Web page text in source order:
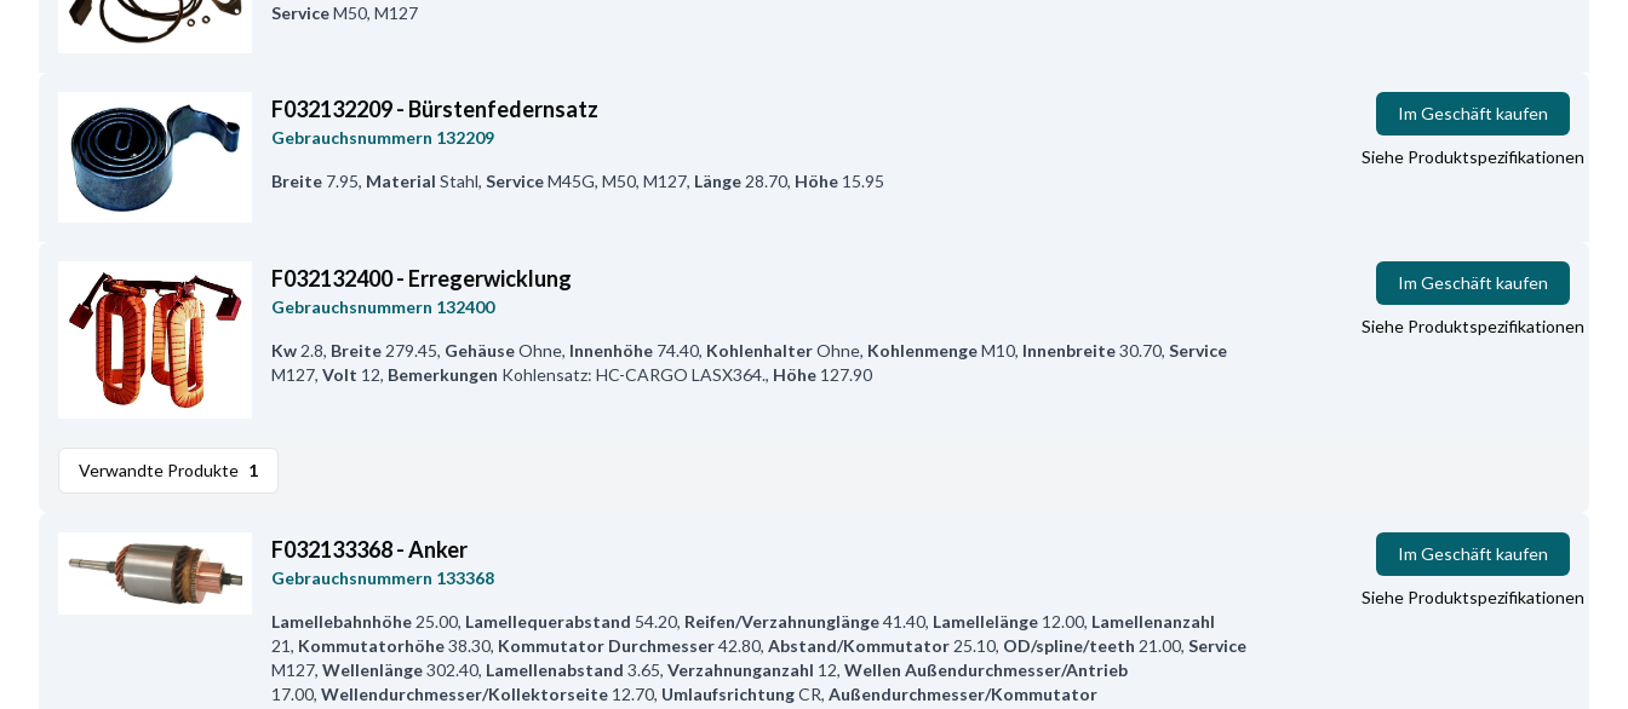
ServiceM50, M127
F032132209 - Bürstenfedernsatz
Gebrauchsnummern 132209
Breite 7.95, Material Stahl, ServiceM45G, M50, M127, Länge 28.70, Höhe 15.95
Im Geschäft kaufen
Siehe Produktspezifikationen
F032132400 - Erregerwicklung
Gebrauchsnummern 132400
Kw2.8, Breite279.45, GehäuseOhne, Innenhöhe 74.40, KohlenhalterOhne, KohlenmengeM10, Innenbreite30.70, Service
M127, Volt 12, Bemerkungen Kohlensatz: HC-CARGO LASX364., Höhe 127.90
Im Geschäft kaufen
Siehe Produktspezifikationen
Verwandte Produkte 1
F032133368 - Anker
Gebrauchsnummern 133368
Lamellebahnhöhe 25.00, Lamellequerabstand 54.20, Reifen/Verzahnunglänge41.40, Lamellelänge 12.00, Lamellenanzahl
21, Kommutatorhöhe38.30, Kommutator Durchmesser42.80, Abstand/Kommutator 25.10, OD/spline/teeth 21.00, Service
M127, Wellenlänge302.40, Lamellenabstand 3.65, Verzahnunganzahl 12, Wellen Außendurchmesser/Antrieb
17.00, Wellendurchmesser/Kollektorseite 12.70, UmlaufsrichtungCR, Außendurchmesser/Kommutator
Im Geschäft kaufen
Siehe Produktspezifikationen